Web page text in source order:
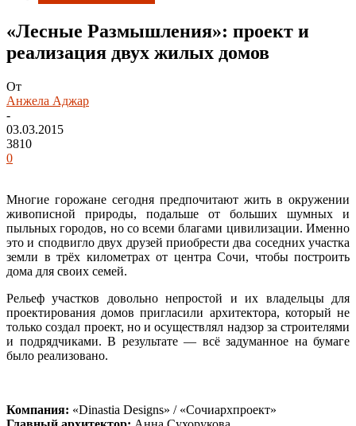
«Лесные Размышления»: проект и
реализация двух жилых домов
От
Анжела Аджар
-
03.03.2015
3810
0
Многие горожане сегодня предпочитают жить в окружении
живописной природы, подальше от больших шумных и
пыльных городов, но со всеми благами цивилизации. Именно
это и сподвигло двух друзей приобрести два соседних участка
земли в трёх километрах от центра Сочи, чтобы построить
дома для своих семей.
Рельеф участков довольно непростой и их владельцы для
проектирования домов пригласили архитектора, который не
только создал проект, но и осуществлял надзор за строителями
и подрядчиками. В результате — всё задуманное на бумаге
было реализовано.
Компания: «Dinastia Designs» / «Сочиархпроект»